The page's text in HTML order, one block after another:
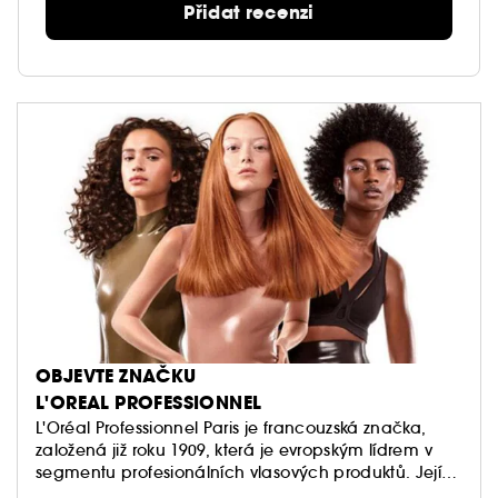
Přidat recenzi
OBJEVTE ZNAČKU
L'OREAL PROFESSIONNEL
L'Oréal Professionnel Paris je francouzská značka,
založená již roku 1909, která je evropským lídrem v
segmentu profesionálních vlasových produktů. Její